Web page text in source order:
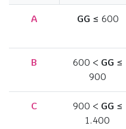
A GG ≤ 600
B 600 < GG ≤
900
C 900 < GG ≤
1.400